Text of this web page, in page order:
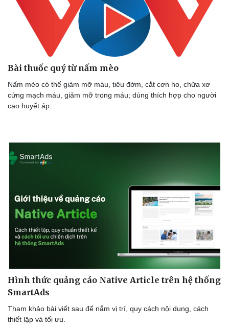
Doanh nghiệp
Thông tin doanh nghiệp
Doanh nghiệp 24h
Doanh nhân
Vì cộng đồng
Công nghệ
Trải nghiệm
Chuyển đổi số
Bài thuốc quý từ nấm mèo
Nấm mèo có thể giảm mỡ máu, tiêu đờm, cắt cơn ho, chữa xơ
cứng mạch máu, giảm mỡ trong máu; dùng thích hợp cho người
cao huyết áp.
Hình thức quảng cáo Native Article trên hệ thống
SmartAds
Tham khảo bài viết sau để nắm vị trí, quy cách nội dung, cách
thiết lập và tối ưu.